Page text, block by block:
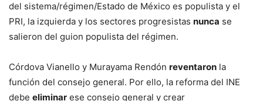
del sistema/régimen/Estado de México es populista y el
PRI, la izquierda y los sectores progresistas nunca se
salieron del guion populista del régimen.
Córdova Vianello y Murayama Rendón reventaron la
función del consejo general. Por ello, la reforma del INE
debe eliminar ese consejo general y crear